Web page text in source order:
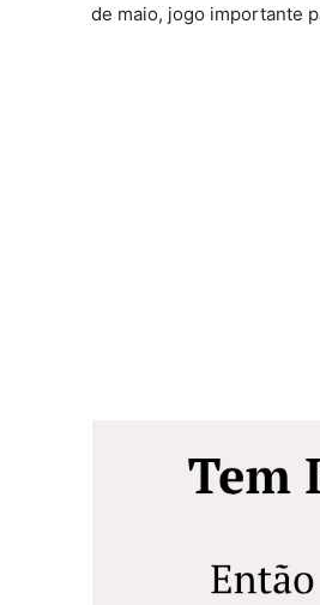
de maio, jogo importante